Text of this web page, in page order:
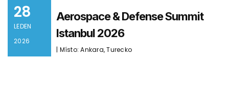
28
LEDEN
2026
Aerospace & Defense Summit
Istanbul 2026
| Místo: Ankara, Turecko